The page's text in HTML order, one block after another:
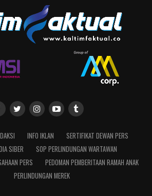
INFO IKLAN
SERTIFIKAT DEWAN PERS
SIBER
SOP PERLINDUNGAN WARTAWAN
PERS
PEDOMAN PEMBERITAAN RAMAH ANAK
PERLINDUNGAN MEREK